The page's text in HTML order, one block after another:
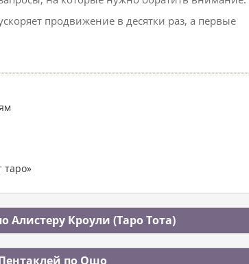
продвижение в десятки раз, а первые
таро»
Алистеру Кроули (Таро Тота)
по Ошо